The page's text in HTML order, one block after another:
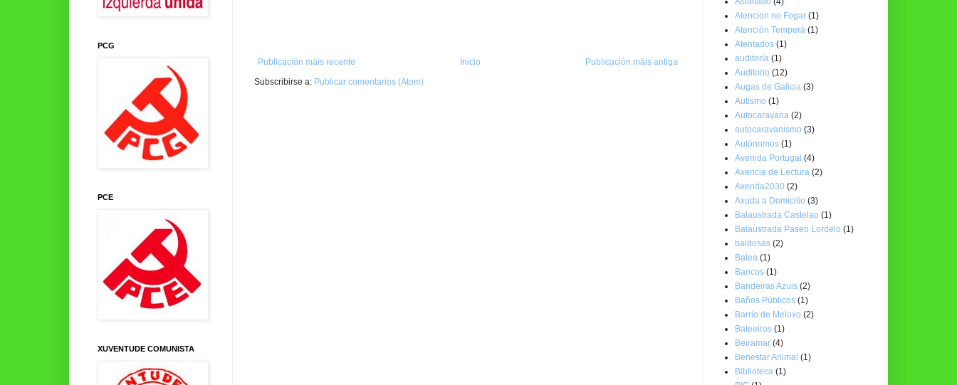
Publicación máis recente Publicación máis antiga
Inicio
Subscribirse a: Publicar comentarios (Atom)
PCG
PCE
XUVENTUDE COMUNISTA
Atencion no Fogar (1)
Atención Temperá (1)
Atentados (1)
auditoría (1)
Auditorio (12)
Augas de Galicia (3)
Autismo (1)
Autocaravana (2)
autocaravanismo (3)
Autónomos (1)
Avenida Portugal (4)
Axencia de Lectura (2)
Axenda2030 (2)
Axuda a Domicilio (3)
Balaustrada Castelao (1)
Balaustrada Paseo Lordelo (1)
baldosas (2)
Balea (1)
Bancos (1)
Bandeiras Azuis (2)
Baños Públicos (1)
Barrio de Meloxo (2)
Bateeiros (1)
Beiramar (4)
Benestar Animal (1)
Biblioteca (1)